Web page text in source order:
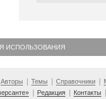
ИСПОЛЬЗОВАНИЯ
Авторы Темы Справочники
Редакция Контакты